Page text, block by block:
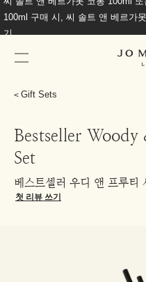
100ml 구매 시, 씨 솔트 앤 베르가
기
Gift Sets
Bestseller
Set
베스트셀러 우디 앤 프루티
첫 리뷰 쓰기